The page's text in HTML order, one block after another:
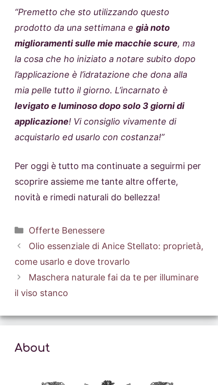
“Premetto che sto utilizzando questo
prodotto da una settimana e già noto
miglioramenti sulle mie macchie scure, ma
la cosa che ho iniziato a notare subito dopo
l’applicazione è l’idratazione che dona alla
mia pelle tutto il giorno. L’incarnato è
levigato e luminoso dopo solo 3 giorni di
applicazione! Vi consiglio vivamente di
acquistarlo ed usarlo con costanza!”
Per oggi è tutto ma continuate a seguirmi per
scoprire assieme me tante altre offerte,
novità e rimedi naturali do bellezza!
Categorie
Offerte Benessere
Olio essenziale di Anice Stellato: proprietà,
come usarlo e dove trovarlo
Maschera naturale fai da te per illuminare
il viso stanco
About